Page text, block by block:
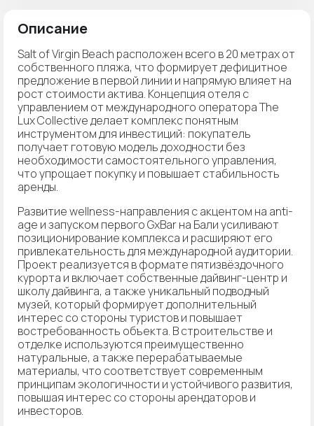
Описание
Salt of Virgin Beach расположен всего в 20 метрах от
собственного пляжа, что формирует дефицитное
предложение в первой линии и напрямую влияет на
рост стоимости актива. Концепция отеля с
управлением от международного оператора The
Lux Collective делает комплекс понятным
инструментом для инвестиций: покупатель
получает готовую модель доходности без
необходимости самостоятельного управления,
что упрощает покупку и повышает стабильность
аренды.
Развитие wellness-направления с акцентом на anti-
age и запуском первого GxBar на Бали усиливают
позиционирование комплекса и расширяют его
привлекательность для международной аудитории.
Проект реализуется в формате пятизвёздочного
курорта и включает собственные дайвинг-центр и
школу дайвинга, а также уникальный подводный
музей, который формирует дополнительный
интерес со стороны туристов и повышает
востребованность объекта. В строительстве и
отделке используются преимущественно
натуральные, а также перерабатываемые
материалы, что соответствует современным
принципам экологичности и устойчивого развития,
повышая интерес со стороны арендаторов и
инвесторов.